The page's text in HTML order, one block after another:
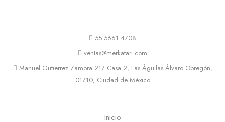
55 5661 4708
ventas@merkatari.com
Manuel Gutierrez Zamora 217 Casa 2, Las Águilas Álvaro Obregón,
01710, Ciudad de México
Inicio